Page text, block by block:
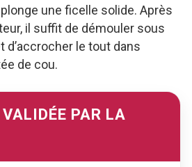
plonge une ficelle solide. Après
il suffit de démouler sous
d’accrocher le tout dans
de cou.
VALIDÉE PAR LA